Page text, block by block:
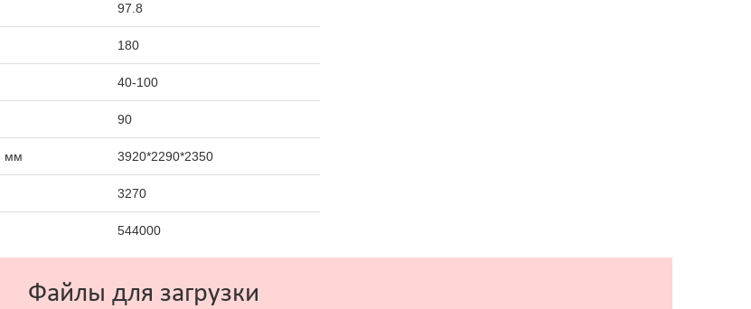
97.8
180
40-100
90
мм 3920*2290*2350
3270
544000
Файлы для загрузки